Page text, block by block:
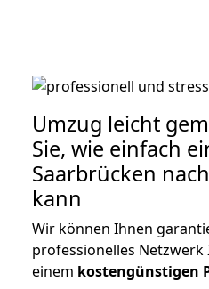
Umzug leicht
Sie, wie einfach
Saarbrücken
kann
Wir können Ihnen
professionelles Netzwerk
einem kostengünstigen